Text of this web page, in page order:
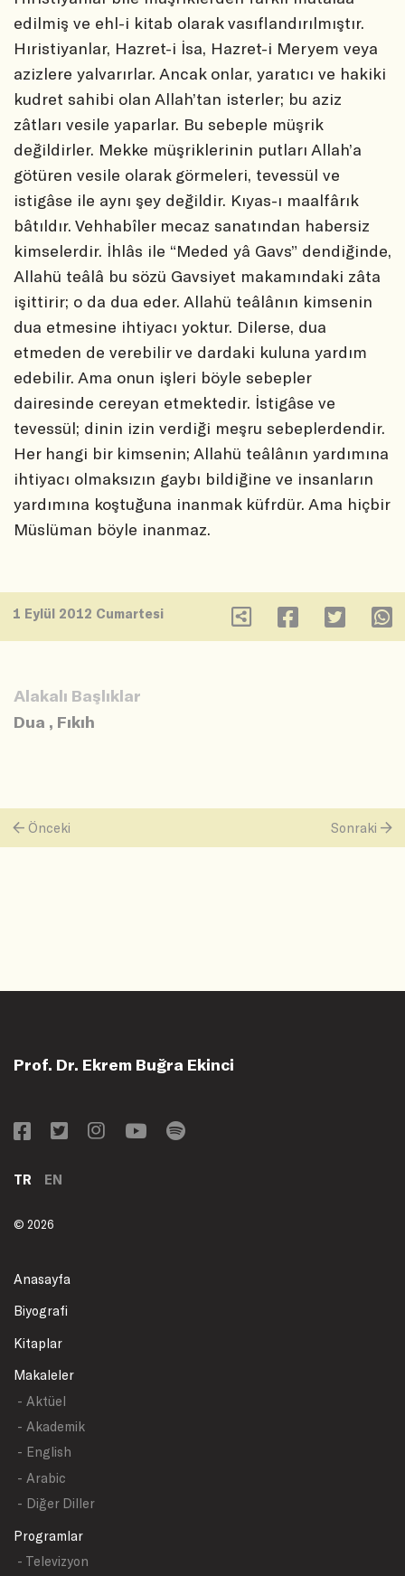
edilmiş ve ehl-i kitab olarak vasıflandırılmıştır.
Hıristiyanlar, Hazret-i İsa, Hazret-i Meryem veya
azizlere yalvarırlar. Ancak onlar, yaratıcı ve hakiki
kudret sahibi olan Allah’tan isterler; bu aziz
zâtları vesile yaparlar. Bu sebeple müşrik
değildirler. Mekke müşriklerinin putları Allah’a
götüren vesile olarak görmeleri, tevessül ve
istigâse ile aynı şey değildir. Kıyas-ı maalfârık
bâtıldır. Vehhabîler mecaz sanatından habersiz
kimselerdir. İhlâs ile “Meded yâ Gavs” dendiğinde,
Allahü teâlâ bu sözü Gavsiyet makamındaki zâta
işittirir; o da dua eder. Allahü teâlânın kimsenin
dua etmesine ihtiyacı yoktur. Dilerse, dua
etmeden de verebilir ve dardaki kuluna yardım
edebilir. Ama onun işleri böyle sebepler
dairesinde cereyan etmektedir. İstigâse ve
tevessül; dinin izin verdiği meşru sebeplerdendir.
Her hangi bir kimsenin; Allahü teâlânın yardımına
ihtiyacı olmaksızın gaybı bildiğine ve insanların
yardımına koştuğuna inanmak küfrdür. Ama hiçbir
Müslüman böyle inanmaz.
1 Eylül 2012 Cumartesi
Alakalı Başlıklar
Dua , Fıkıh
Önceki Sonraki
Prof. Dr. Ekrem Buğra Ekinci
TR EN
© 2026
Anasayfa
Biyografi
Kitaplar
Makaleler
- Aktüel
- Akademik
- English
- Arabic
- Diğer Diller
Programlar
- Televizyon